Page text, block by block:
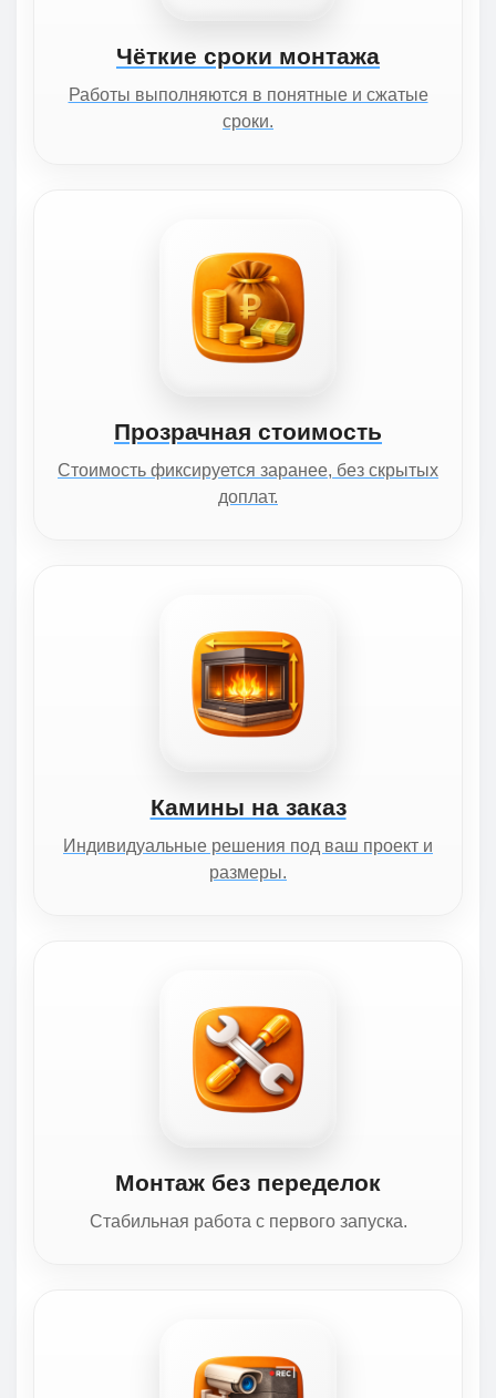
Чёткие сроки монтажа
Работы выполняются в понятные и сжатые
сроки.
Прозрачная стоимость
Стоимость фиксируется заранее, без скрытых
доплат.
Камины на заказ
Индивидуальные решения под ваш проект и
размеры.
Монтаж без переделок
Стабильная работа с первого запуска.